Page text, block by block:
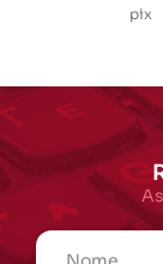
pix